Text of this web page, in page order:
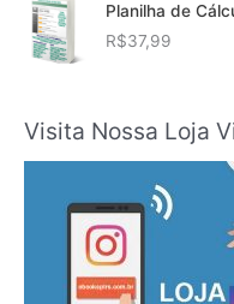
Planilha de
R$37,99
Visita Nossa Loja